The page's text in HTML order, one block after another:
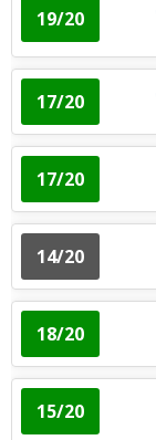
19/20
17/20
17/20
14/20
18/20
15/20